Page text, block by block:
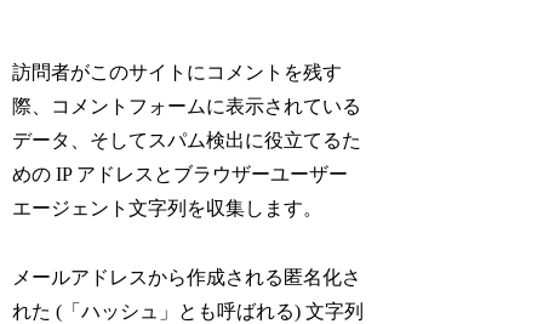
訪問者がこのサイトにコメントを残す
際、コメントフォームに表示されている
データ、そしてスパム検出に役立てるた
めの IP アドレスとブラウザーユーザー
エージェント文字列を収集します。
メールアドレスから作成される匿名化さ
れた (「ハッシュ」とも呼ばれる) 文字列